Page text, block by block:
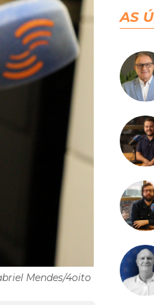
Mendes/4oito
AS